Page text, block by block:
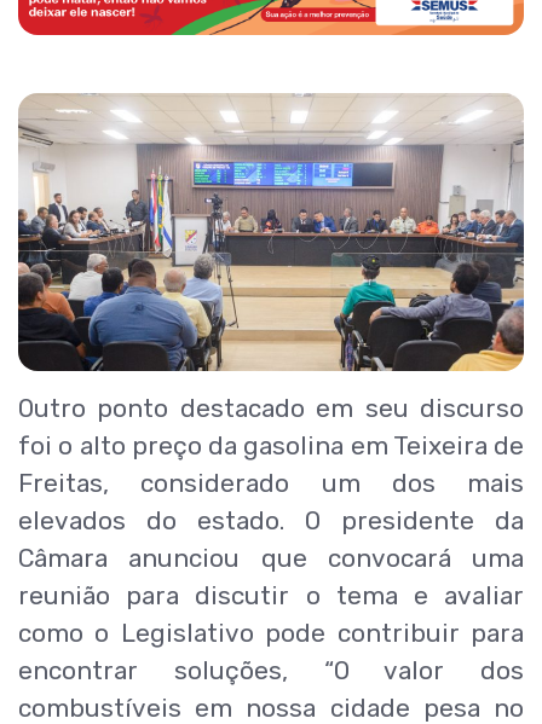
Outro ponto destacado em seu discurso
foi o alto preço da gasolina em Teixeira de
Freitas, considerado um dos mais
elevados do estado. O presidente da
Câmara anunciou que convocará uma
reunião para discutir o tema e avaliar
como o Legislativo pode contribuir para
encontrar soluções, “O valor dos
combustíveis em nossa cidade pesa no